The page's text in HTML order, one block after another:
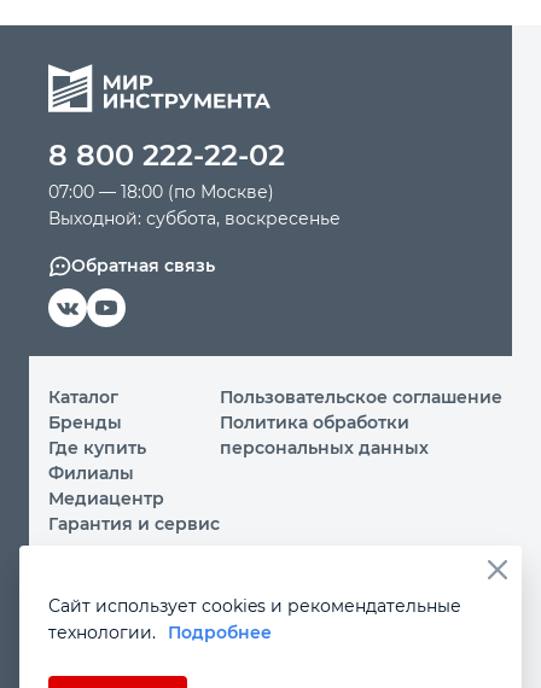
8 800 222-22-02
07:00 — 18:00 (по Москве)
Выходной: суббота, воскресенье
Обратная связь
Каталог
Бренды
Где купить
Филиалы
Медиацентр
Гарантия и сервис
Пользовательское соглашение
Политика обработки
персональных данных
Вы принимаете условияполитики обработки
персональных данныхипользовательского соглашения
данные в любой форме на сайте
Сайт использует cookies и рекомендательные
технологии.
Подробнее